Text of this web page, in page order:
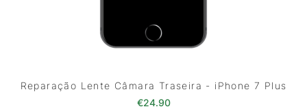
Reparação Lente Câmara Traseira - iPhone 7 Plus
€24.90